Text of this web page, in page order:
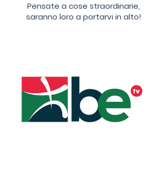
Pensate a cose straordinarie,
saranno loro a portarvi in alto!